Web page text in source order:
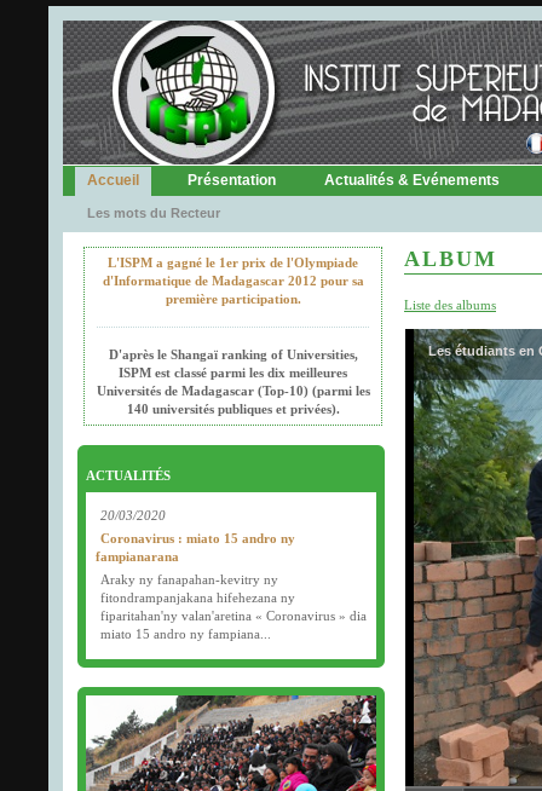
Accueil Présentation Actualités & Evénements
Les mots du Recteur
L'ISPM a gagné le 1er prix de l'Olympiade
d'Informatique de Madagascar 2012 pour sa
première participation.
D'après le Shangaï ranking of Universities,
ISPM est classé parmi les dix meilleures
Universités de Madagascar (Top-10) (parmi les
140 universités publiques et privées).
ACTUALITÉS
20/03/2020
Coronavirus : miato 15 andro ny
fampianarana
Araky ny fanapahan-kevitry ny
fitondrampanjakana hifehezana ny
fiparitahan'ny valan'aretina « Coronavirus » dia
miato 15 andro ny fampiana...
Examens semestriels
Début des examens semestriels (1ère, 2e et 3e
année) : jeudi 26 mars 2020.
Bonne fête de Pâques tout le monde !
ALBUM
Liste des albums
Les étudiants en